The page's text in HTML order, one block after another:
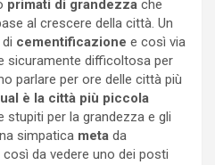
primati di grandezza che
al crescere della città. Un
cementificazione e così via
sicuramente difficoltosa per
parlare per ore delle città più
è la città più piccola
stupiti per la grandezza e gli
simpatica meta da
così da vedere uno dei posti